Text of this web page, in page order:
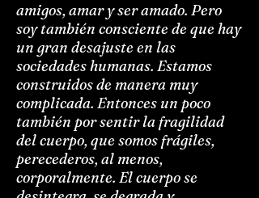
amigos, amar y ser amado. Pero
soy también consciente de que hay
un gran desajuste en las
sociedades humanas. Estamos
construidos de manera muy
complicada. Entonces un poco
también por sentir la fragilidad
del cuerpo, que somos frágiles,
perecederos, al menos,
corporalmente. El cuerpo se